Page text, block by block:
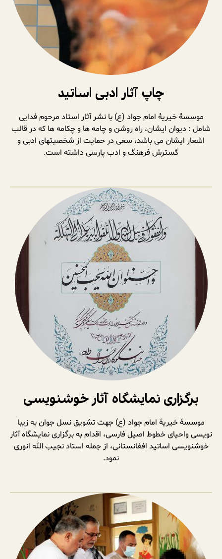
چاپ آثار ادبی اساتید
موسسۀ خیریۀ امام جواد (ع) با نشر آثار استاد مرحوم فدایی
شامل : دیوان ایشان، راه روشن و چامه ها و چکامه ها که در قالب
اشعار ایشان می باشد، سعی در حمایت از شخصیتهای ادبی و
گسترش فرهنگ و ادب پارسی داشته است.
برگزاری نمایشگاه آثار خوشنویسی
موسسۀ خیریۀ امام جواد (ع) جهت تشویق نسل جوان به زیبا
نویسی واحیای خطوط اصیل فارسی، اقدام به برگزاری نمایشگاه آثار
خوشنویسی اساتید افغانستانی، از جمله استاد نجیب الله انوری
نمود.